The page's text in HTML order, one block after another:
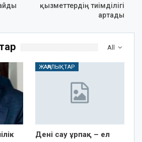
қызметтердің тиімділігі
артады
All
ЖАҢАЛЫҚТАР
Дені сау ұрпақ – ел